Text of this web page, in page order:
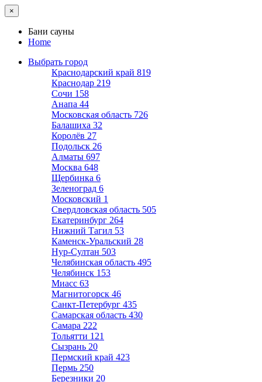
×
Бани сауны
Home
Выбрать город
Краснодарский край 819
Краснодар 219
Сочи 158
Анапа 44
Московская область 726
Балашиха 32
Королёв 27
Подольск 26
Алматы 697
Москва 648
Щербинка 6
Зеленоград 6
Московский 1
Свердловская область 505
Екатеринбург 264
Нижний Тагил 53
Каменск-Уральский 28
Нур-Султан 503
Челябинская область 495
Челябинск 153
Миасс 63
Магнитогорск 46
Санкт-Петербург 435
Самарская область 430
Самара 222
Тольятти 121
Сызрань 20
Пермский край 423
Пермь 250
Березники 20